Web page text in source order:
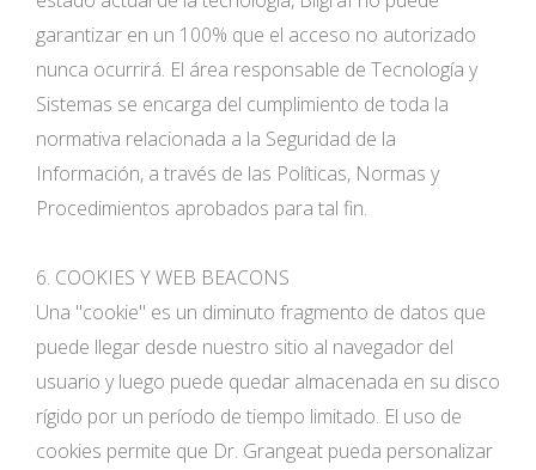
garantizar en un 100% que el acceso no autorizado
nunca ocurrirá. El área responsable de Tecnología y
Sistemas se encarga del cumplimiento de toda la
normativa relacionada a la Seguridad de la
Información, a través de las Políticas, Normas y
Procedimientos aprobados para tal fin.
6. COOKIES Y WEB BEACONS
Una "cookie" es un diminuto fragmento de datos que
puede llegar desde nuestro sitio al navegador del
usuario y luego puede quedar almacenada en su disco
rígido por un período de tiempo limitado. El uso de
cookies permite que Dr. Grangeat pueda personalizar